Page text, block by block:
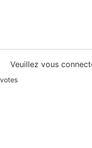
Veuillez vous